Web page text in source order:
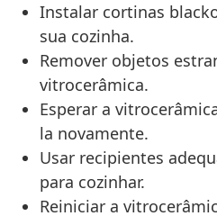
Instalar cortinas
sua cozinha.
Remover objetos
vitrocerâmica.
Esperar a
la novamente.
Usar recipientes
para cozinhar.
Reiniciar a